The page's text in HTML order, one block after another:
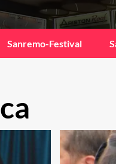
Sanremo-Festival